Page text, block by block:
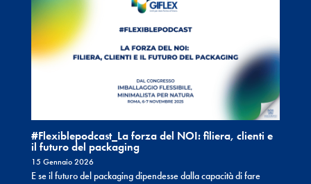
#Flexiblepodcast_La forza del NOI: filiera, clienti e
il futuro del packaging
15 Gennaio 2026
E se il futuro del packaging dipendesse dalla capacità di fare